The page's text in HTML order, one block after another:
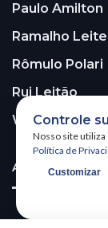
Paulo Amilton
Ramalho Leite
Rômulo Polari
Rui Leitão
Walter Santos
ASSINE A
Controle
Nosso site utiliza
Política de
Customizar